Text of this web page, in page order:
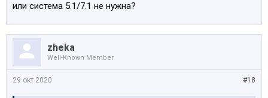
или система 5.1/7.1 не нужна?
zheka
Well-Known Member
#18
29 окт 2020